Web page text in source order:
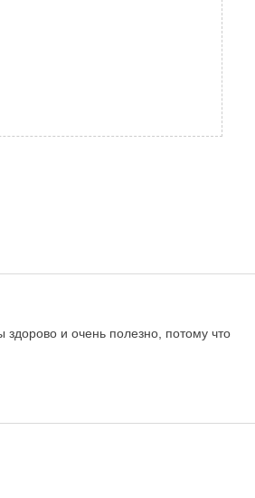
и очень полезно, потому что